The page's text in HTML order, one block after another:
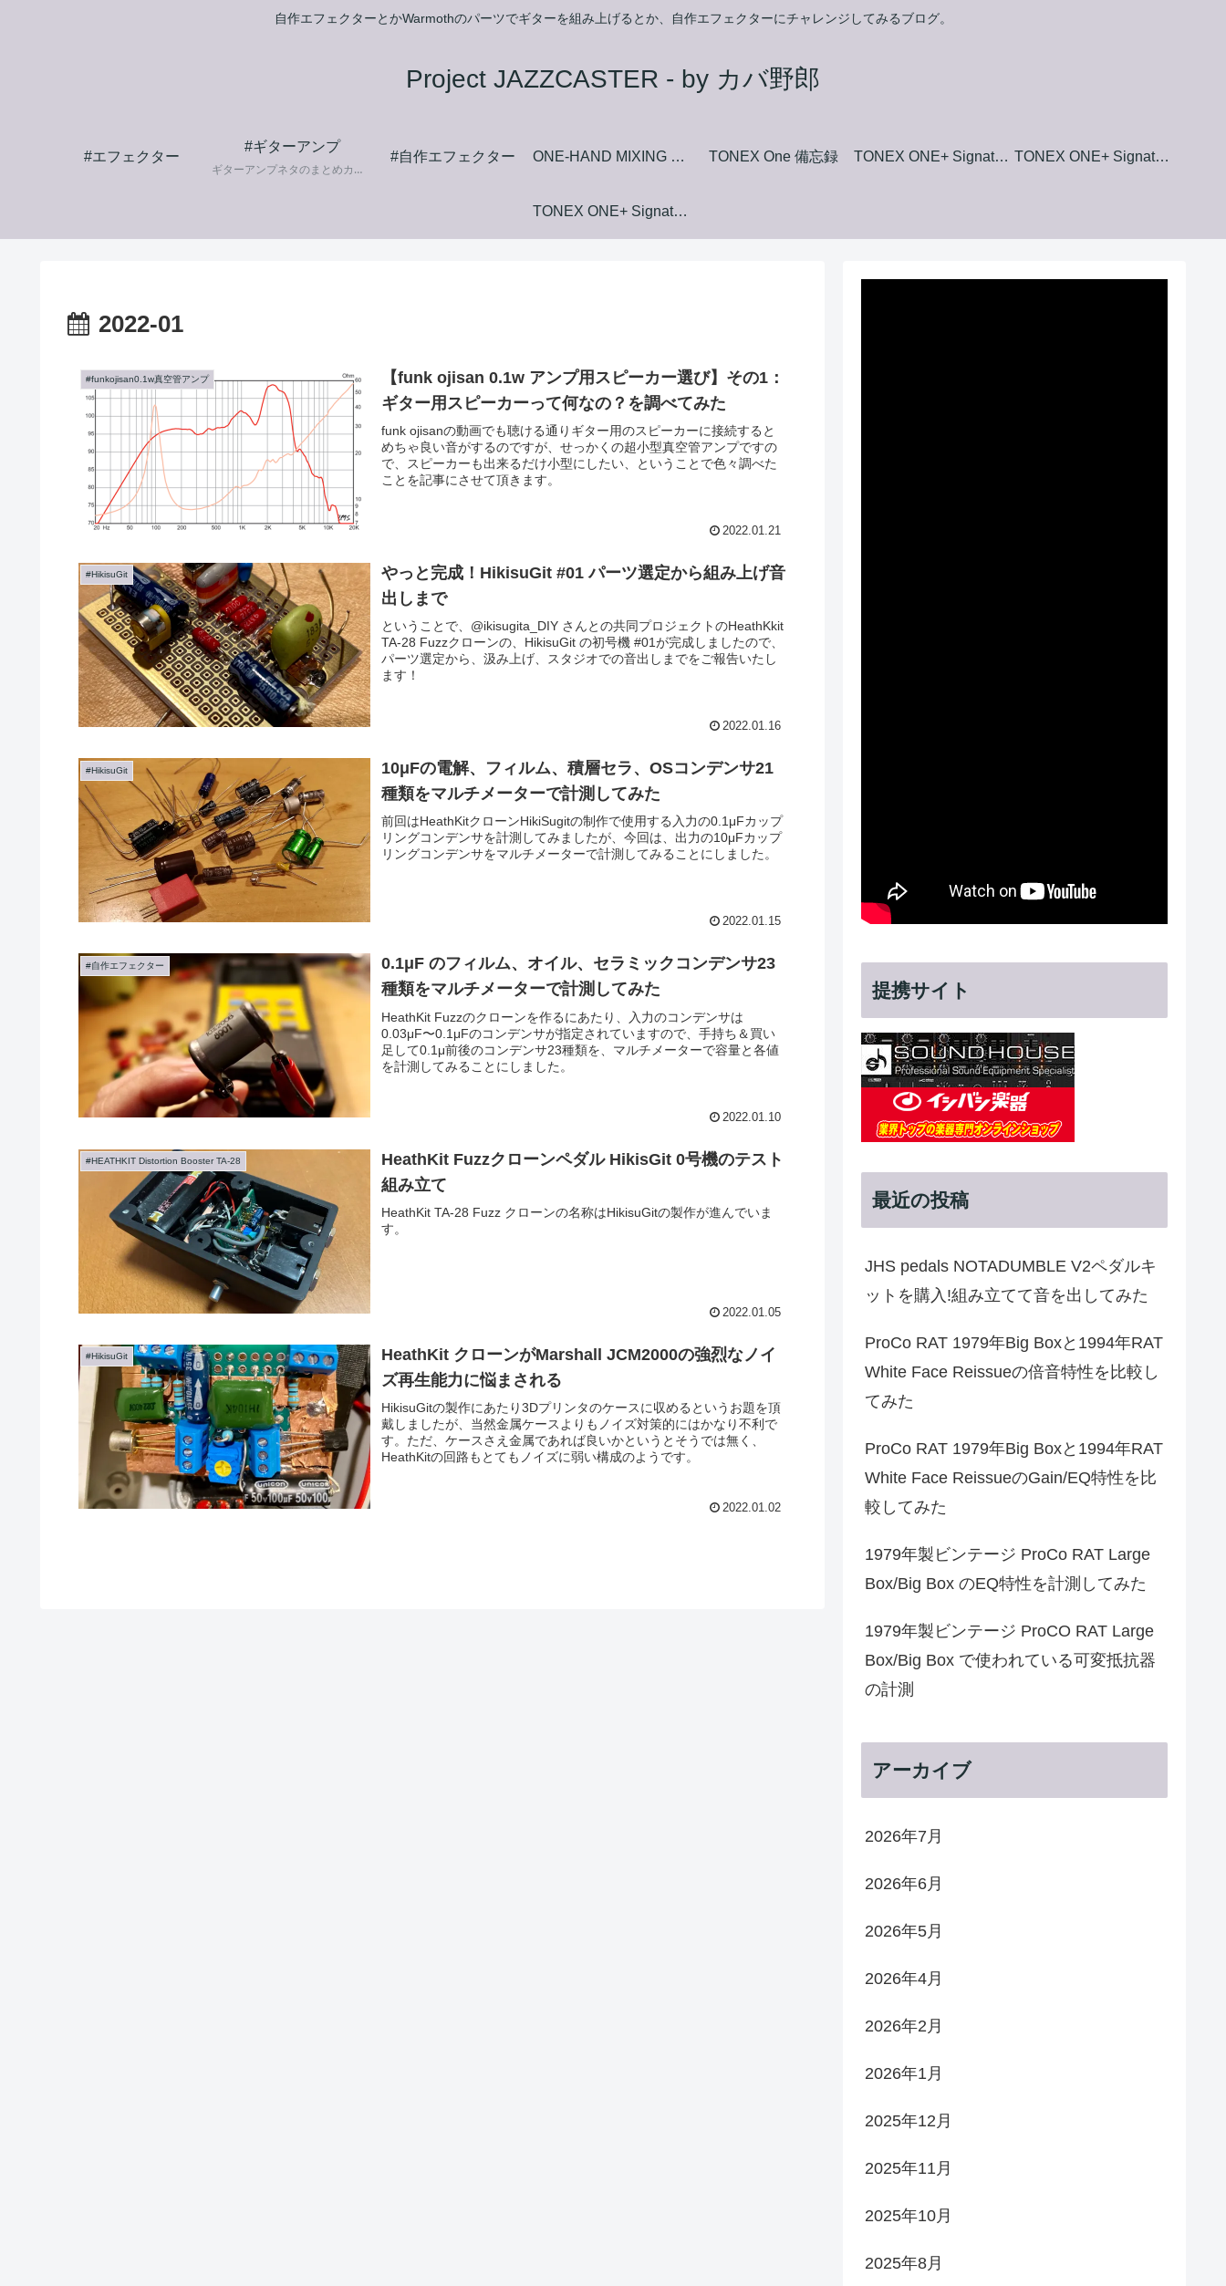
自作エフェクターとかWarmothのパーツでギターを組み上げるとか、自作エフェクターにチャレンジしてみるブログ。
Project JAZZCASTER - by カバ野郎
#エフェクター
#ギターアンプ
ギターアンプネタのまとめカテゴリです。
#自作エフェクター ONE-HAND MIXING FUZZ マニュアルダウンロードページ TONEX One 備忘録 TONEX ONE+ Signature+ Collection Amp Model List TONEX ONE+ Signature+ Collection Stomp Box Model List
TONEX ONE+ Signature+ Collection Amp+Stomp Model List
2022-01
#funkojisan0.1w真空管アンプ
【funk ojisan 0.1w アンプ用スピーカー選び】その1：
ギター用スピーカーって何なの？を調べてみた
funk ojisanの動画でも聴ける通りギター用のスピーカーに接続すると
めちゃ良い音がするのですが、せっかくの超小型真空管アンプですの
で、スピーカーも出来るだけ小型にしたい、ということで色々調べた
ことを記事にさせて頂きます。
2022.01.21
#HikisuGit
やっと完成！HikisuGit #01 パーツ選定から組み上げ音
出しまで
ということで、@ikisugita_DIY さんとの共同プロジェクトのHeathKkit
TA-28 Fuzzクローンの、HikisuGit の初号機 #01が完成しましたので、
パーツ選定から、汲み上げ、スタジオでの音出しまでをご報告いたし
ます！
2022.01.16
#HikisuGit
10μFの電解、フィルム、積層セラ、OSコンデンサ21
種類をマルチメーターで計測してみた
前回はHeathKitクローンHikiSugitの制作で使用する入力の0.1μFカップ
リングコンデンサを計測してみましたが、今回は、出力の10μFカップ
リングコンデンサをマルチメーターで計測してみることにしました。
2022.01.15
#自作エフェクター
0.1μF のフィルム、オイル、セラミックコンデンサ23
種類をマルチメーターで計測してみた
HeathKit Fuzzのクローンを作るにあたり、入力のコンデンサは
0.03μF〜0.1μFのコンデンサが指定されていますので、手持ち＆買い
足して0.1μ前後のコンデンサ23種類を、マルチメーターで容量と各値
を計測してみることにしました。
2022.01.10
#HEATHKIT Distortion Booster TA-28
HeathKit Fuzzクローンペダル HikisGit 0号機のテスト
組み立て
HeathKit TA-28 Fuzz クローンの名称はHikisuGitの製作が進んでいま
す。
2022.01.05
#HikisuGit
HeathKit クローンがMarshall JCM2000の強烈なノイ
ズ再生能力に悩まされる
HikisuGitの製作にあたり3Dプリンタのケースに収めるというお題を頂
戴しましたが、当然金属ケースよりもノイズ対策的にはかなり不利で
す。ただ、ケースさえ金属であれば良いかというとそうでは無く、
HeathKitの回路もとてもノイズに弱い構成のようです。
2022.01.02
提携サイト
最近の投稿
JHS pedals NOTADUMBLE V2ペダルキ
ットを購入!組み立てて音を出してみた
ProCo RAT 1979年Big Boxと1994年RAT
White Face Reissueの倍音特性を比較し
てみた
ProCo RAT 1979年Big Boxと1994年RAT
White Face ReissueのGain/EQ特性を比
較してみた
1979年製ビンテージ ProCo RAT Large
Box/Big Box のEQ特性を計測してみた
1979年製ビンテージ ProCO RAT Large
Box/Big Box で使われている可変抵抗器
の計測
アーカイブ
2026年7月
2026年6月
2026年5月
2026年4月
2026年2月
2026年1月
2025年12月
2025年11月
2025年10月
2025年8月